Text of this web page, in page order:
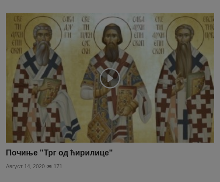
Почиње "Трг од ћирилице"
Август 14, 2020 171